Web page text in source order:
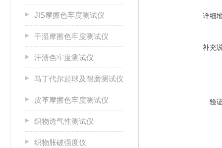
JIS摩擦色牢度测试仪
干湿摩擦色牢度测试仪
汗渍色牢度测试仪
马丁代尔起球及耐磨测试仪
皮革摩擦色牢度测试仪
织物透气性测试仪
织物胀破强度仪
详细
补充
验